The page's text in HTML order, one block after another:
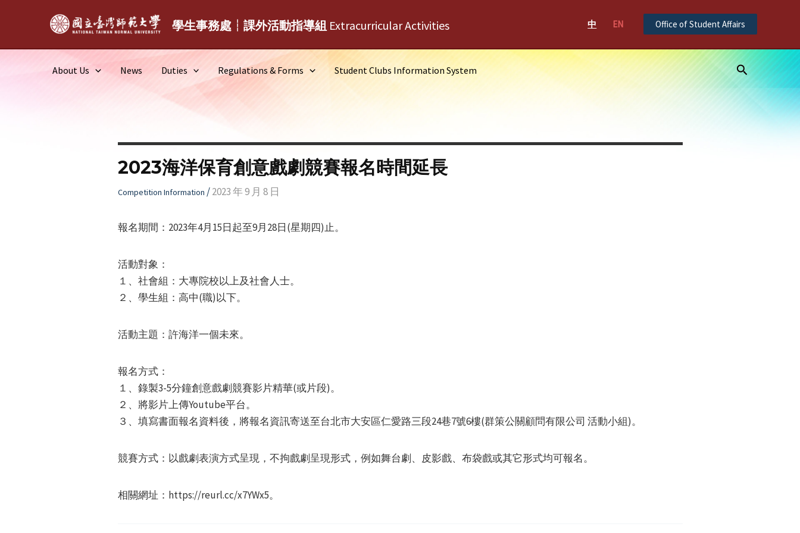
學生事務處┆課外活動指導組 Extracurricular Activities 中 EN Office of Student Affairs
About Us News Duties Regulations & Forms Student Clubs Information System Search
2023海洋保育創意戲劇競賽報名時間延長
Competition Information /2023 年 9 月 8 日
報名期間：2023年4月15日起至9月28日(星期四)止。
活動對象：
１、社會組：大專院校以上及社會人士。
２、學生組：高中(職)以下。
活動主題：許海洋一個未來。
報名方式：
１、錄製3-5分鐘創意戲劇競賽影片精華(或片段)。
２、將影片上傳Youtube平台。
３、填寫書面報名資料後，將報名資訊寄送至台北市大安區仁愛路三段24巷7號6樓(群策公關顧問有限公司 活動小組)。
競賽方式：以戲劇表演方式呈現，不拘戲劇呈現形式，例如舞台劇、皮影戲、布袋戲或其它形式均可報名。
相關網址：https://reurl.cc/x7YWx5。